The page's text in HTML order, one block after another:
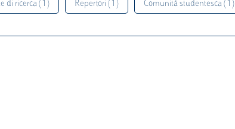
di ricerca ( 1 ) Repertori ( 1 ) Comunità studentesca ( 1 )